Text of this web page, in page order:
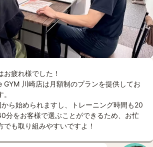
お疲れ様でした！
GYM 川崎店は月額制のプランを提供してお
から始められますし、トレーニング時間も20
分をお客様で選ぶことができるため、お忙
でも取り組みやすいですよ！